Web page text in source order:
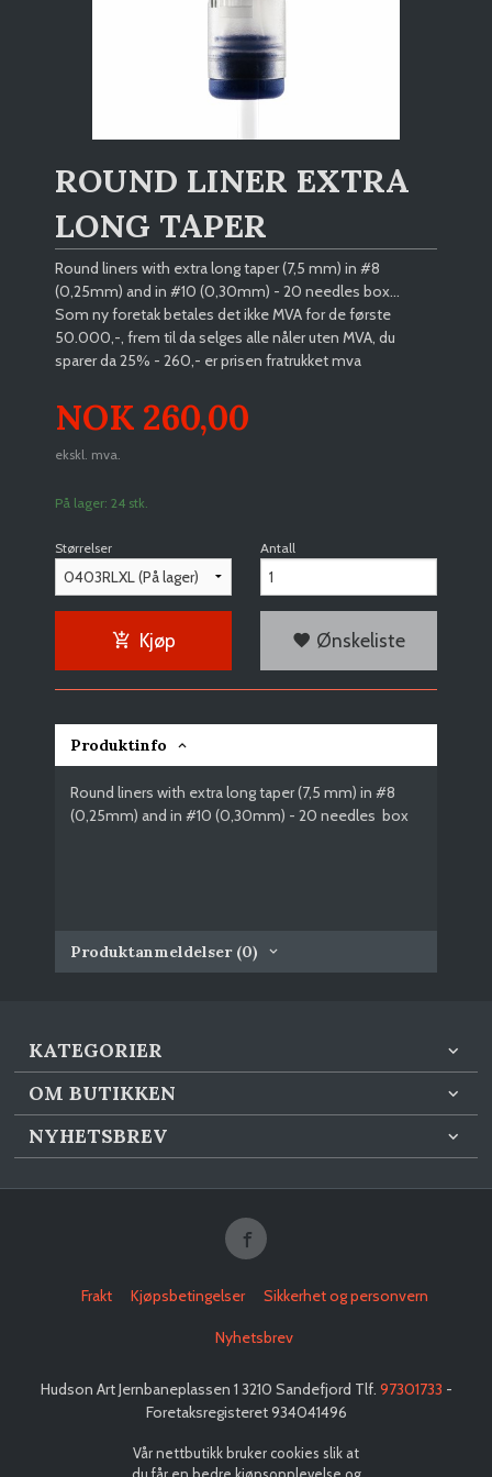
ROUND LINER EXTRA
LONG TAPER
Round liners with extra long taper (7,5 mm) in #8
(0,25mm) and in #10 (0,30mm) - 20 needles box...
Som ny foretak betales det ikke MVA for de første
50.000,-, frem til da selges alle nåler uten MVA, du
sparer da 25% - 260,- er prisen fratrukket mva
Pris
NOK 260,00
ekskl. mva.
På lager: 24 stk.
Størrelser Antall
Kjøp Ønskeliste
Produktinfo
Round liners with extra long taper (7,5 mm) in #8
(0,25mm) and in #10 (0,30mm) - 20 needles box
Produktanmeldelser (0)
KATEGORIER
OM BUTIKKEN
NYHETSBREV
Frakt Kjøpsbetingelser Sikkerhet og personvern
Nyhetsbrev
Hudson Art Jernbaneplassen 1 3210 Sandefjord Tlf. 97301733 -
Foretaksregisteret 934041496
Vår nettbutikk bruker cookies slik at